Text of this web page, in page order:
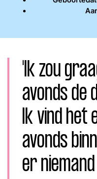
'Ik zou
avonds de
Ik vind het
avonds
er